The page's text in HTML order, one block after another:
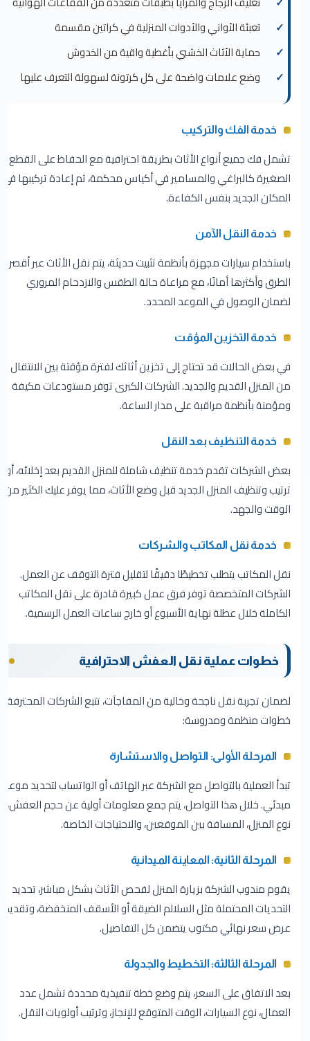
تعبئة الأواني والأدوات المنزلية في كراتين مقسمة
حماية الأثاث الخشبي بأغطية واقية من الخدوش
وضع علامات واضحة على كل كرتونة لسهولة التعرف عليها
خدمة الفك والتركيب
تشمل فك جميع أنواع الأثاث بطريقة احترافية مع الحفاظ على القطع
الصغيرة كالبراغي والمسامير في أكياس محكمة، ثم إعادة تركيبها في
المكان الجديد بنفس الكفاءة.
خدمة النقل الآمن
باستخدام سيارات مجهزة بأنظمة تثبيت حديثة، يتم نقل الأثاث عبر أقصر
الطرق وأكثرها أمانًا، مع مراعاة حالة الطقس والازدحام المروري
لضمان الوصول في الموعد المحدد.
خدمة التخزين المؤقت
في بعض الحالات قد تحتاج إلى تخزين أثاثك لفترة مؤقتة بين الانتقال
من المنزل القديم والجديد. الشركات الكبرى توفر مستودعات مكيفة
ومؤمنة بأنظمة مراقبة على مدار الساعة.
خدمة التنظيف بعد النقل
بعض الشركات تقدم خدمة تنظيف شاملة للمنزل القديم بعد إخلائه، أو
ترتيب وتنظيف المنزل الجديد قبل وضع الأثاث، مما يوفر عليك الكثير من
الوقت والجهد.
خدمة نقل المكاتب والشركات
نقل المكاتب يتطلب تخطيطًا دقيقًا لتقليل فترة التوقف عن العمل.
الشركات المتخصصة توفر فرق عمل كبيرة قادرة على نقل المكاتب
الكاملة خلال عطلة نهاية الأسبوع أو خارج ساعات العمل الرسمية.
خطوات عملية نقل العفش الاحترافية
لضمان تجربة نقل ناجحة وخالية من المفاجآت، تتبع الشركات المحترفة
خطوات منظمة ومدروسة:
المرحلة الأولى: التواصل والاستشارة
تبدأ العملية بالتواصل مع الشركة عبر الهاتف أو الواتساب لتحديد موعد
مبدئي. خلال هذا التواصل، يتم جمع معلومات أولية عن حجم العفش،
نوع المنزل، المسافة بين الموقعين، والاحتياجات الخاصة.
المرحلة الثانية: المعاينة الميدانية
يقوم مندوب الشركة بزيارة المنزل لفحص الأثاث بشكل مباشر، تحديد
التحديات المحتملة مثل السلالم الضيقة أو الأسقف المنخفضة، وتقديم
عرض سعر نهائي مكتوب يتضمن كل التفاصيل.
المرحلة الثالثة: التخطيط والجدولة
بعد الاتفاق على السعر، يتم وضع خطة تنفيذية محددة تشمل عدد
العمال، نوع السيارات، الوقت المتوقع للإنجاز، وترتيب أولويات النقل.